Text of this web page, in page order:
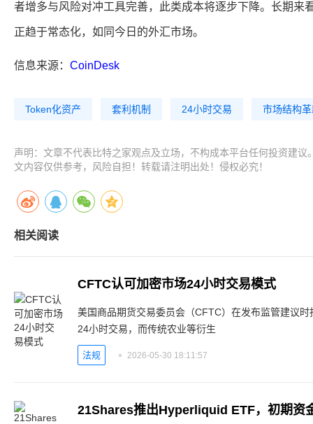
者增多与风险对冲工具完善，此类成本将逐步下降。长期来
正趋于常态化，如同今日的外汇市场。
信息来源： CoinDesk
Token化资产 套利机制 24小时交易 市场结构
声明：文章不代表比特之家观点及立场，不构成本平台任何投资建
文内容仅供参考，风险自担！转载请注明出处！侵权必究！
相关阅读
CFTC认可加密市场24小时交易模式
美国商品期货交易委员会（CFTC）在发布监管建议
24小时交易，而传统农业等衍生
法规 2026-05-30 18:11:57
21Shares推出Hyperliquid ETF，初期资